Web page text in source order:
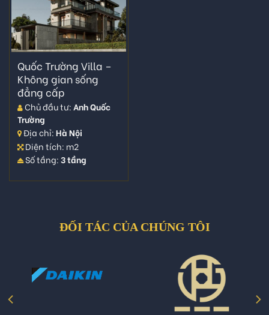
Quốc Trường Villa –
Không gian sống
đẳng cấp
Chủ đầu tư: Anh Quốc
Trường
Địa chỉ: Hà Nội
Diện tích: m2
Số tầng: 3 tầng
ĐỐI TÁC CỦA CHÚNG TÔI